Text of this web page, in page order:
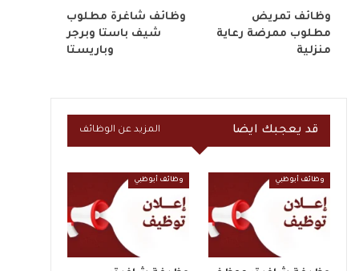
وظائف تمريض
مطلوب ممرضة رعاية
منزلية
وظائف شاغرة مطلوب
شيف باستا وبرجر
وباريستا
قد يعجبك ايضا المزيد عن الوظائف
وظائف أبوظبي وظائف أبوظبي